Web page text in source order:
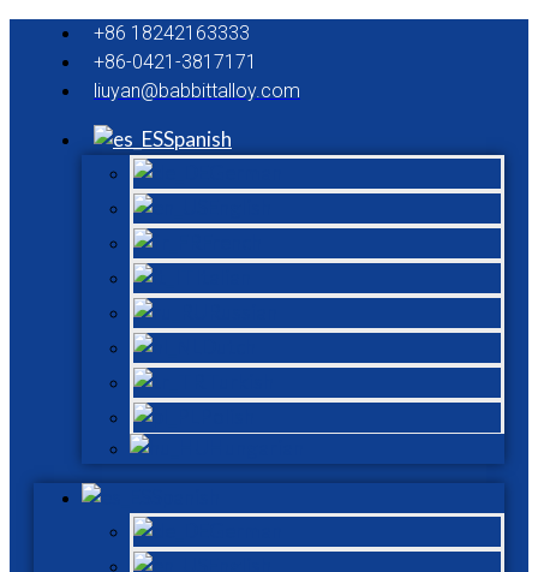
+86 18242163333
+86-0421-3817171
liuyan@babbittalloy.com
Spanish